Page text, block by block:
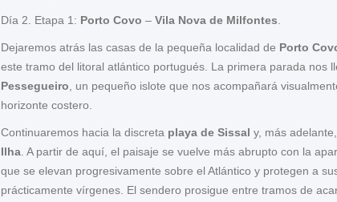
Día 2. Etapa 1: Porto Covo – Vila Nova de Milfontes
Dejaremos atrás las casas de la pequeña localidad de Porto
este tramo del litoral atlántico portugués. La primera parada nos
Pessegueiro , un pequeño islote que nos acompañará
horizonte costero.
Continuaremos hacia la discreta playa de Sissal y, más
Ilha . A partir de aquí, el paisaje se vuelve más abrupto con la
que se elevan progresivamente sobre el Atlántico y protegen a
prácticamente vírgenes. El sendero prosigue entre tramos de